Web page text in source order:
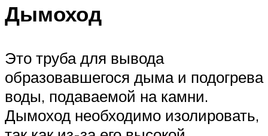
Дымоход
Это труба для вывода
образовавшегося дыма и подогрева
воды, подаваемой на камни.
Дымоход необходимо изолировать,